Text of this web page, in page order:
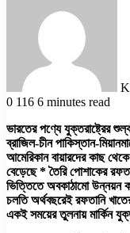
0 116 6 minutes read
ভারতের পণ্যে যুক্তরাষ্ট্রের
ব্রাজিল-চীন পাকিস্তান-
আমেরিকান বায়ারদের কাছ
বেড়েছে * তৈরি পোশাকের
ভিত্তিতে অবকাঠামো উন্নয়ন
চলতি অর্থবছরেই রফতানি
একই সময়ের তুলনায় মার্কিন